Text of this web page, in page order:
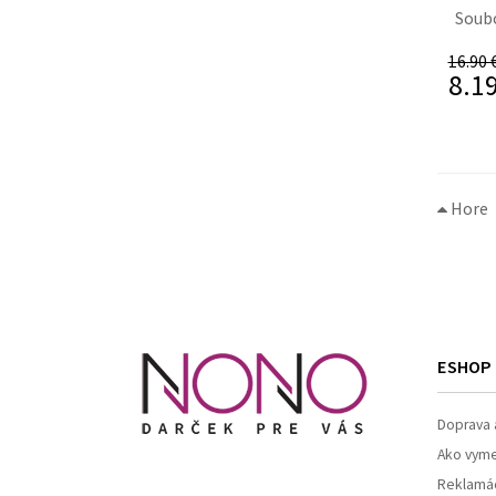
16.90
Hore
ESHOP
Doprava
Ako